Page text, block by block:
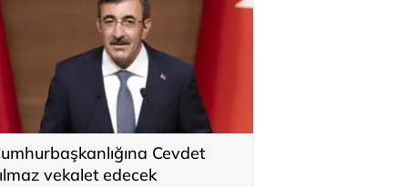
Cevdet
vekalet edecek